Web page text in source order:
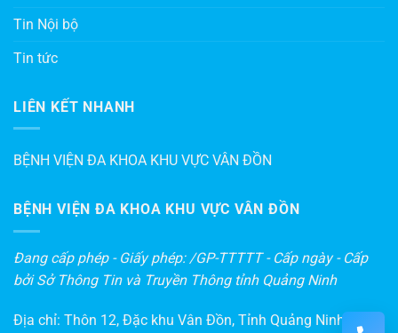
Tin Nội bộ
Tin tức
LIÊN KẾT NHANH
BỆNH VIỆN ĐA KHOA KHU VỰC VÂN ĐỒN
BỆNH VIỆN ĐA KHOA KHU VỰC VÂN ĐỒN
Đang cấp phép - Giấy phép: /GP-TTTTT - Cấp ngày - Cấp
bởi Sở Thông Tin và Truyền Thông tỉnh Quảng Ninh
Địa chỉ: Thôn 12, Đặc khu Vân Đồn, Tỉnh Quảng Ninh